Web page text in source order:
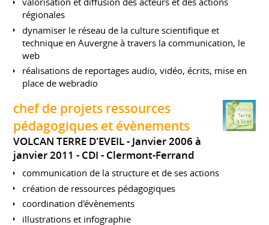
régionales
dynamiser le réseau de la culture scientifique et
technique en Auvergne à travers la communication, le
web
réalisations de reportages audio, vidéo, écrits, mise en
place de webradio
chef de projets ressources
pédagogiques et évènements
VOLCAN TERRE D'EVEIL
Janvier 2006 à
janvier 2011 CDI Clermont-Ferrand
communication de la structure et de ses actions
création de ressources pédagogiques
coordination d'évènements
illustrations et infographie